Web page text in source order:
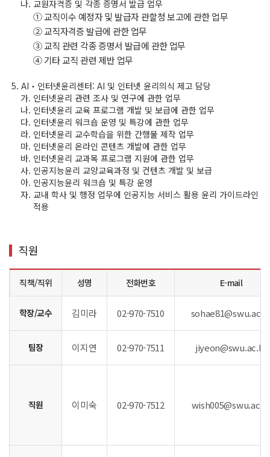
교원자격증 및 각종 증명서 발급 업무
① 교직이수 예정자 및 발급자 관할청 보고에 관한 업무
② 교직자격증 발급에 관한 업무
③ 교직 관련 각종 증명서 발급에 관한 업무
④ 기타 교직 관련 제반 업무
AI‧인터넷윤리센터: AI 및 인터넷 윤리의식 제고 담당
인터넷윤리 관련 조사 및 연구에 관한 업무
인터넷윤리 교육 프로그램 개발 및 보급에 관한 업무
인터넷윤리 워크숍 운영 및 특강에 관한 업무
인터넷윤리 교수학습을 위한 간행물 제작 업무
인터넷윤리 온라인 콘텐츠 개발에 관한 업무
인터넷윤리 교과목 프로그램 지원에 관한 업무
인공지능윤리 교양교육과정 및 컨텐츠 개발 및 보급
인공지능윤리 워크숍 및 특강 운영
교내 학사 및 행정 업무에 인공지능 서비스 활용 윤리 가이드라인
적용
직원
직책/직위 성명 전화번호 E-mail
학장/교수 김미라 02-970-7510
팀장 이지연 02-970-7511 jiyeon@swu.ac.kr
직원 이미숙 02-970-7512